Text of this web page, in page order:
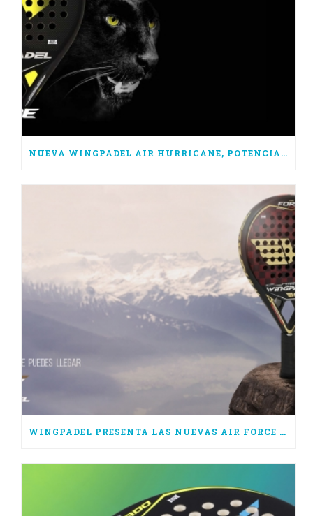
NUEVA WINGPADEL AIR HURRICANE, POTENCIA PURA
WINGPADEL PRESENTA LAS NUEVAS AIR FORCE 3.0